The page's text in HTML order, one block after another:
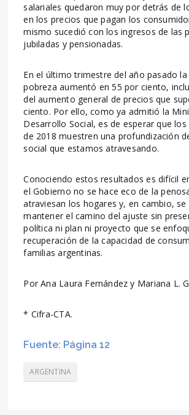
salariales quedaron muy por detrás de
en los precios que pagan los
mismo sucedió con los ingresos de las
jubiladas y pensionadas.
En el último trimestre del año pasado la
pobreza aumentó en 55 por ciento,
del aumento general de precios que
ciento. Por ello, como ya admitió la
Desarrollo Social, es de esperar que
de 2018 muestren una profundización
social que estamos atravesando.
Conociendo estos resultados es difícil
el Gobierno no se hace eco de la
atraviesan los hogares y, en cambio, se
mantener el camino del ajuste sin
política ni plan ni proyecto que se
recuperación de la capacidad de
familias argentinas.
Por Ana Laura Fernández y Mariana L.
* Cifra-CTA.
Fuente: Página 12
ARGENTINA